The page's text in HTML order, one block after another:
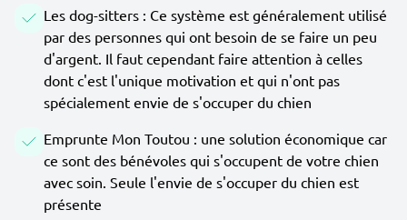
Les dog-sitters : Ce système est généralement utilisé
par des personnes qui ont besoin de se faire un peu
d'argent. Il faut cependant faire attention à celles
dont c'est l'unique motivation et qui n'ont pas
spécialement envie de s'occuper du chien
Emprunte Mon Toutou : une solution économique car
ce sont des bénévoles qui s'occupent de votre chien
avec soin. Seule l'envie de s'occuper du chien est
présente